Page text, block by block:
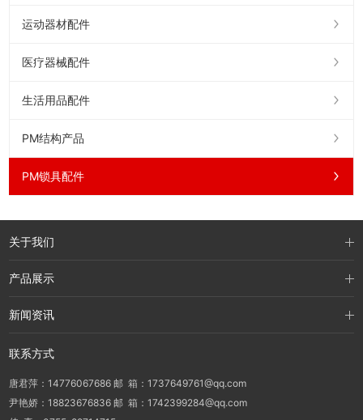
运动器材配件
医疗器械配件
生活用品配件
PM结构产品
PM锁具配件
关于我们
产品展示
新闻资讯
联系方式
唐君萍：14776067686 邮 箱：1737649761@qq.com
尹艳娇：18823676836 邮 箱：1742399284@qq.com